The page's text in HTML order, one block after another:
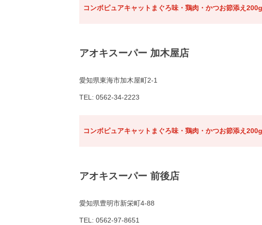
コンボピュアキャットまぐろ味・鶏肉・かつお節添え200g
アオキスーパー 加木屋店
愛知県東海市加木屋町2-1
TEL: 0562-34-2223
コンボピュアキャットまぐろ味・鶏肉・かつお節添え200g
アオキスーパー 前後店
愛知県豊明市新栄町4-88
TEL: 0562-97-8651